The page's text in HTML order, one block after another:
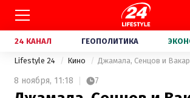
24 КАНАЛ ГЕОПОЛИТИКА
Lifestyle 24 Кино
8 ноября, 11:18 7